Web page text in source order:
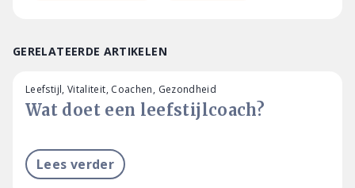
GERELATEERDE ARTIKELEN
Wat doet een leefstijlcoach?
Leefstijl, Vitaliteit, Coachen, Gezondheid
Lees verder